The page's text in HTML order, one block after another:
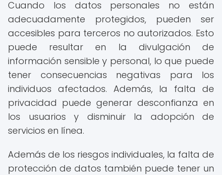
Cuando los datos personales no están
adecuadamente protegidos, pueden ser
accesibles para terceros no autorizados. Esto
puede resultar en la divulgación de
información sensible y personal, lo que puede
tener consecuencias negativas para los
individuos afectados. Además, la falta de
privacidad puede generar desconfianza en
los usuarios y disminuir la adopción de
servicios en línea.
Además de los riesgos individuales, la falta de
protección de datos también puede tener un